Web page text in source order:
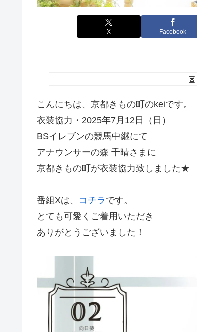
X Facebook
こんにちは、京都きもの町のkeiです。
衣装協力・2025年7月12日（日）
BSイレブンの競馬中継にて
アナウンサーの森 千晴さまに
京都きもの町が衣装協力致しました★
番組Xは、 コチラ です。
とても可愛くご着用いただき
ありがとうございました！